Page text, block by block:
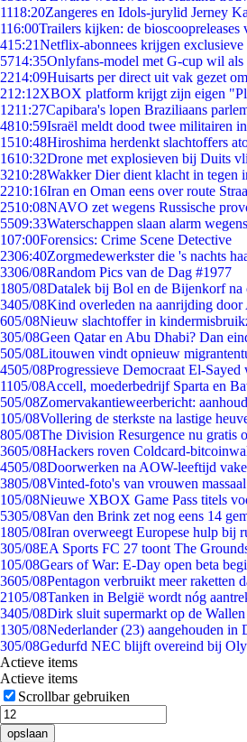
1118:20Zangeres en Idols-jurylid Jerney
116:00Trailers kijken: de bioscoopreleases
415:21Netflix-abonnees krijgen
5714:35Onlyfans-model met G-cup wil als
2214:09Huisarts per direct uit vak gezet
212:12XBOX platform krijgt zijn eigen
1211:27Capibara's lopen Braziliaans
4810:59Israël meldt dood twee militairen
1510:48Hiroshima herdenkt slachtoffers
1610:32Drone met explosieven bij Duits
3210:28Wakker Dier dient klacht in tegen
2210:16Iran en Oman eens over route
2510:08NAVO zet wegens Russische
5509:33Waterschappen slaan alarm
107:00Forensics: Crime Scene Detective
2306:40Zorgmedewerkster die 's nachts
3306/08Random Pics van de Dag #1977
1805/08Datalek bij Bol en de Bijenkorf na
3405/08Kind overleden na aanrijding
605/08Nieuw slachtoffer in
305/08Geen Qatar en Abu Dhabi? Dan
505/08Litouwen vindt opnieuw
4505/08Progressieve Democraat El-
1105/08Accell, moederbedrijf Sparta en
505/08Zomervakantieweerbericht:
105/08Vollering de sterkste na lastige
805/08The Division Resurgence nu gratis
3605/08Hackers roven Coldcard-
4505/08Doorwerken na AOW-leeftijd
3805/08Vinted-foto's van vrouwen
105/08Nieuwe XBOX Game Pass titels
5305/08Van den Brink zet nog eens 14
1805/08Iran overweegt Europese hulp bij
305/08EA Sports FC 27 toont The
105/08Gears of War: E-Day open beta
3605/08Pentagon verbruikt meer raketten
2105/08Tanken in België wordt nóg
3405/08Dirk sluit supermarkt op de
1305/08Nederlander (23) aangehouden in
305/08Gedurfd NEC blijft overeind bij
Actieve items
Actieve items
Scrollbar gebruiken
opslaan